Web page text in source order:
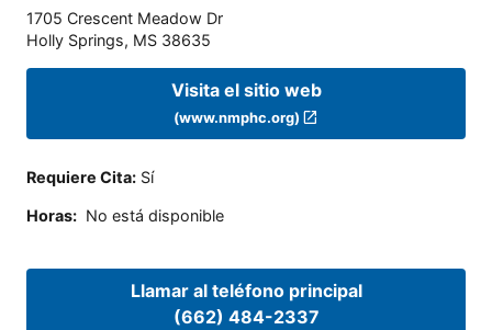
1705 Crescent Meadow Dr
Holly Springs, MS 38635
Visita el sitio web
(www.nmphc.org)
Requiere Cita: Sí
Horas: No está disponible
Llamar al teléfono principal
(662) 484-2337